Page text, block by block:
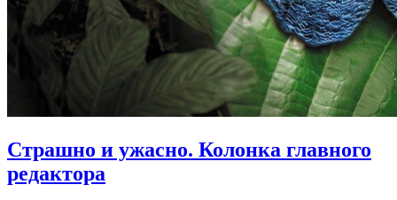
Страшно и ужасно. Колонка главного
редактора